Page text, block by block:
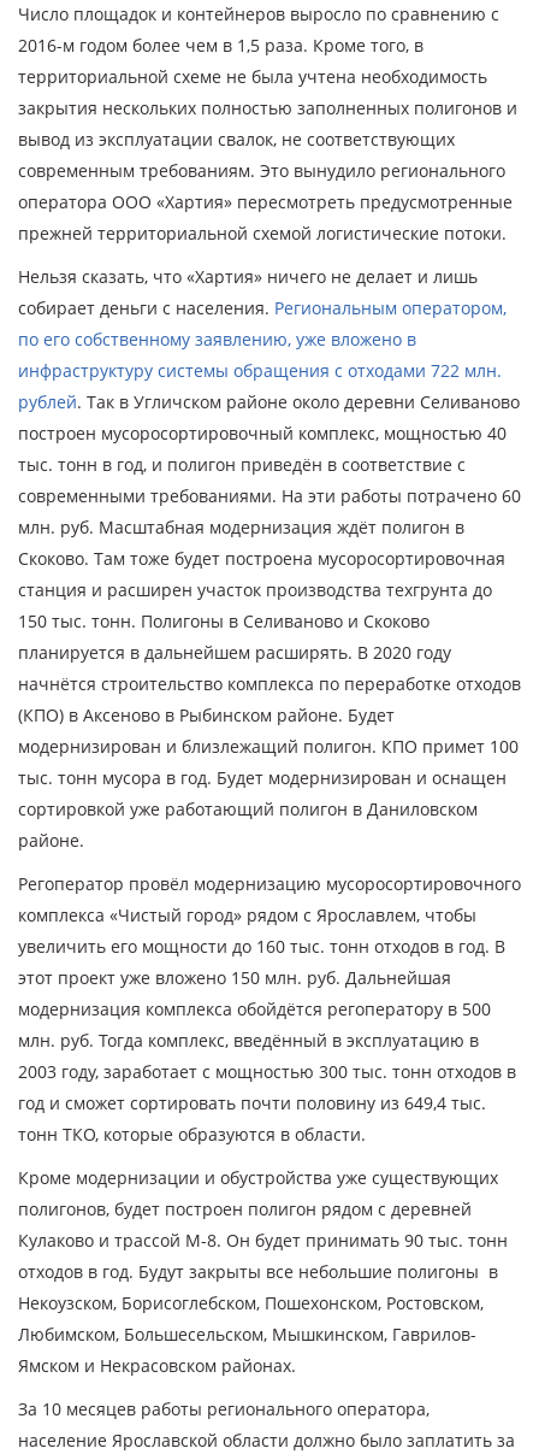
Число площадок и контейнеров выросло по сравнению с
2016-м годом более чем в 1,5 раза. Кроме того, в
территориальной схеме не была учтена необходимость
закрытия нескольких полностью заполненных полигонов и
вывод из эксплуатации свалок, не соответствующих
современным требованиям. Это вынудило регионального
оператора ООО «Хартия» пересмотреть предусмотренные
прежней территориальной схемой логистические потоки.
Нельзя сказать, что «Хартия» ничего не делает и лишь
собирает деньги с населения. Региональным оператором,
по его собственному заявлению, уже вложено в
инфраструктуру системы обращения с отходами 722 млн.
рублей. Так в Угличском районе около деревни Селиваново
построен мусоросортировочный комплекс, мощностью 40
тыс. тонн в год, и полигон приведён в соответствие с
современными требованиями. На эти работы потрачено 60
млн. руб. Масштабная модернизация ждёт полигон в
Скоково. Там тоже будет построена мусоросортировочная
станция и расширен участок производства техгрунта до
150 тыс. тонн. Полигоны в Селиваново и Скоково
планируется в дальнейшем расширять. В 2020 году
начнётся строительство комплекса по переработке отходов
(КПО) в Аксеново в Рыбинском районе. Будет
модернизирован и близлежащий полигон. КПО примет 100
тыс. тонн мусора в год. Будет модернизирован и оснащен
сортировкой уже работающий полигон в Даниловском
районе.
Регоператор провёл модернизацию мусоросортировочного
комплекса «Чистый город» рядом с Ярославлем, чтобы
увеличить его мощности до 160 тыс. тонн отходов в год. В
этот проект уже вложено 150 млн. руб. Дальнейшая
модернизация комплекса обойдётся регоператору в 500
млн. руб. Тогда комплекс, введённый в эксплуатацию в
2003 году, заработает с мощностью 300 тыс. тонн отходов в
год и сможет сортировать почти половину из 649,4 тыс.
тонн ТКО, которые образуются в области.
Кроме модернизации и обустройства уже существующих
полигонов, будет построен полигон рядом с деревней
Кулаково и трассой М-8. Он будет принимать 90 тыс. тонн
отходов в год. Будут закрыты все небольшие полигоны в
Некоузском, Борисоглебском, Пошехонском, Ростовском,
Любимском, Большесельском, Мышкинском, Гаврилов-
Ямском и Некрасовском районах.
За 10 месяцев работы регионального оператора,
население Ярославской области должно было заплатить за